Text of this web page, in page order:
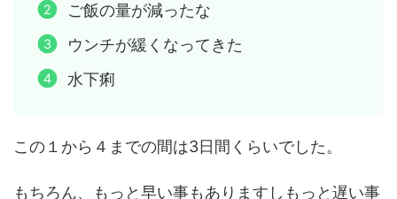
ご飯の量が減ったな
ウンチが緩くなってきた
水下痢
この１から４までの間は3日間くらいでした。
もちろん、もっと早い事もありますしもっと遅い事